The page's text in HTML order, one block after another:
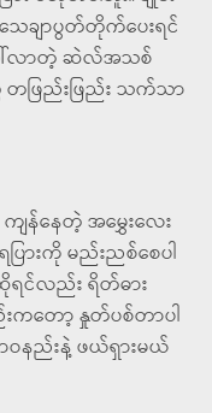
ချာပွတ်တိုက်ပေးရင်
ေါ်လာတဲ့ ဆဲလ်အသစ်
တဖြည်းဖြည်း သက်သာ
ျန်နေတဲ့ အမွှေးလေး
ြားကို မည်းညစ်စေပါ
င်လည်း ရိတ်ဓား
းကတော့ နှုတ်ပစ်တာပါ
နည်းနဲ့ ဖယ်ရှားမယ်